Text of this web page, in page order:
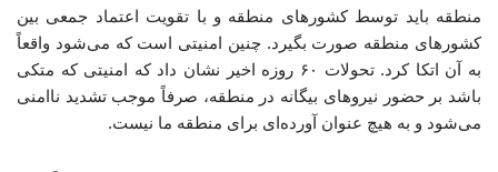
منطقه باید توسط کشورهای منطقه و با تقویت اعتماد جمعی بین
کشورهای منطقه صورت بگیرد. چنین امنیتی است که می‌شود واقعاً
به آن اتکا کرد. تحولات ۶۰ روزه اخیر نشان داد که امنیتی که متکی
باشد بر حضور نیروهای بیگانه در منطقه، صرفاً موجب تشدید ناامنی
می‌شود و به هیچ عنوان آورده‌ای برای منطقه ما نیست.